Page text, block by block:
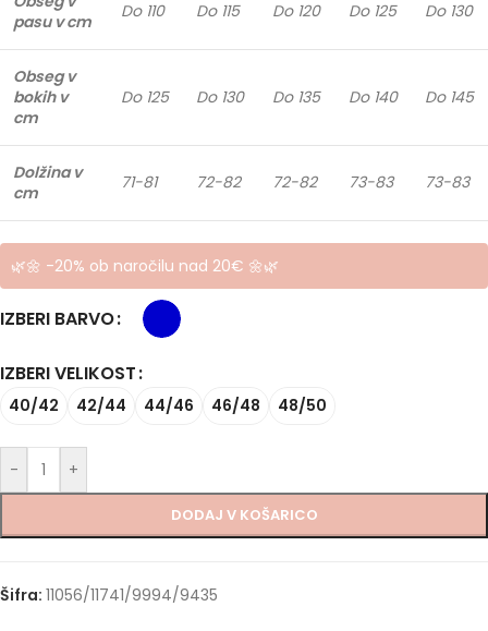
pasu v cm
Do 110 Do 115 Do 120 Do 125 Do 130
Obseg v
bokih v
cm
Do 125 Do 130 Do 135 Do 140 Do 145
Dolžina v
cm
71-81 72-82 72-82 73-83 73-83
🌿🌼 -20% ob naročilu nad 20€ 🌼🌿
IZBERI BARVO
IZBERI VELIKOST
40/42 42/44 44/46 46/48 48/50
- +
DODAJ V KOŠARICO
Šifra: 11056/11741/9994/9435